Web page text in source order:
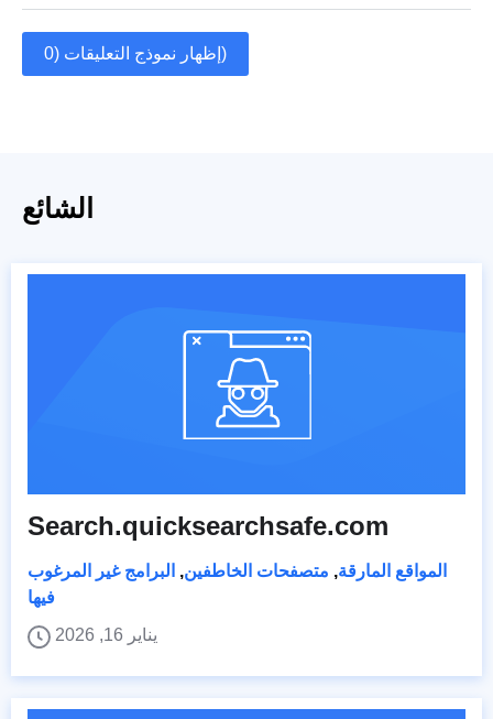
إظهار نموذج التعليقات (0)
الشائع
Search.quicksearchsafe.com
المواقع المارقة, متصفحات الخاطفين, البرامج غير المرغوب
فيها
يناير 16, 2026